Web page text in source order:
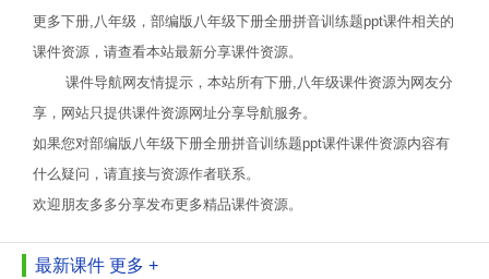
更多下册,八年级，部编版八年级下册全册拼音训练题ppt课件相关的
课件资源，请查看本站最新分享课件资源。
课件导航网友情提示，本站所有下册,八年级课件资源为网友分
享，网站只提供课件资源网址分享导航服务。
如果您对部编版八年级下册全册拼音训练题ppt课件课件资源内容有
什么疑问，请直接与资源作者联系。
欢迎朋友多多分享发布更多精品课件资源。
最新课件 更多 +